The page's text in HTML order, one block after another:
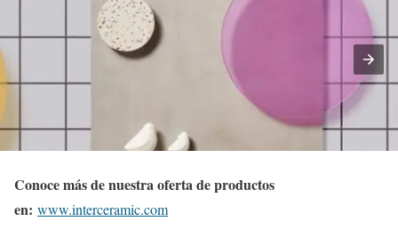
Conoce más de nuestra oferta de productos
en: www.interceramic.com